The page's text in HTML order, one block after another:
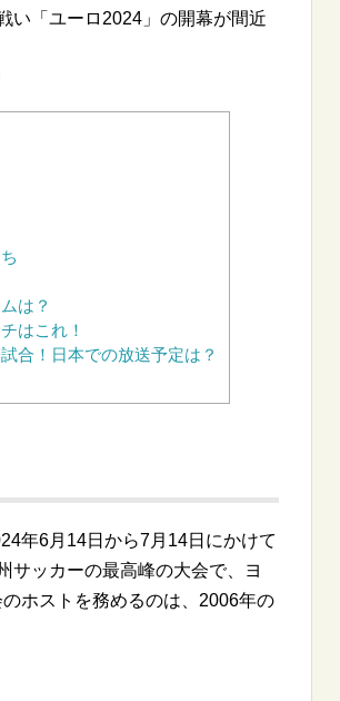
い「ユーロ2024」の開幕が間近
は？
はこれ！
合！日本での放送予定は？
年6月14日から7月14日にかけて
サッカーの最高峰の大会で、ヨ
ホストを務めるのは、2006年の